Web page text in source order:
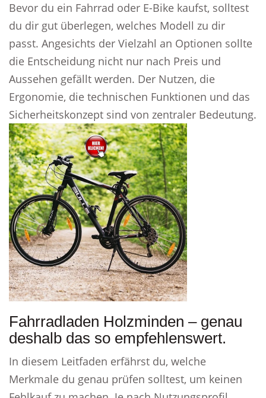
Bevor du ein Fahrrad oder E-Bike kaufst, solltest
du dir gut überlegen, welches Modell zu dir
passt. Angesichts der Vielzahl an Optionen sollte
die Entscheidung nicht nur nach Preis und
Aussehen gefällt werden. Der Nutzen, die
Ergonomie, die technischen Funktionen und das
Sicherheitskonzept sind von zentraler Bedeutung.
Fahrradladen Holzminden – genau
deshalb das so empfehlenswert.
In diesem Leitfaden erfährst du, welche
Merkmale du genau prüfen solltest, um keinen